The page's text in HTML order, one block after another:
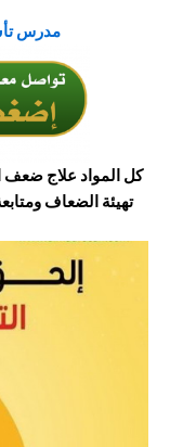
مدرس
كل المواد علاج ضعف
تهيئة الضعاف